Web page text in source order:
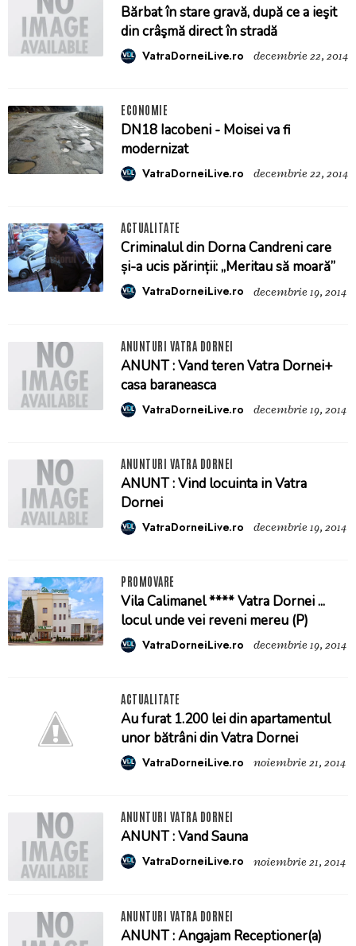
Bărbat în stare gravă, după ce a ieşit
din crâşmă direct în stradă
VatraDorneiLive.ro decembrie 22, 2014
ECONOMIE
DN18 Iacobeni - Moisei va fi
modernizat
VatraDorneiLive.ro decembrie 22, 2014
ACTUALITATE
Criminalul din Dorna Candreni care
și-a ucis părinții: „Meritau să moară”
VatraDorneiLive.ro decembrie 19, 2014
ANUNTURI VATRA DORNEI
ANUNT : Vand teren Vatra Dornei+
casa baraneasca
VatraDorneiLive.ro decembrie 19, 2014
ANUNTURI VATRA DORNEI
ANUNT : Vind locuinta in Vatra
Dornei
VatraDorneiLive.ro decembrie 19, 2014
PROMOVARE
Vila Calimanel **** Vatra Dornei ...
locul unde vei reveni mereu (P)
VatraDorneiLive.ro decembrie 19, 2014
ACTUALITATE
Au furat 1.200 lei din apartamentul
unor bătrâni din Vatra Dornei
VatraDorneiLive.ro noiembrie 21, 2014
ANUNTURI VATRA DORNEI
ANUNT : Vand Sauna
VatraDorneiLive.ro noiembrie 21, 2014
ANUNTURI VATRA DORNEI
ANUNT : Angajam Receptioner(a)